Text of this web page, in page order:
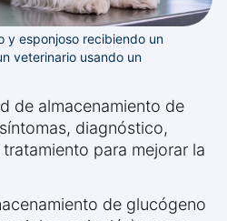
y esponjoso recibiendo un
veterinario usando un
de almacenamiento de
diagnóstico,
para mejorar la
de glucógeno